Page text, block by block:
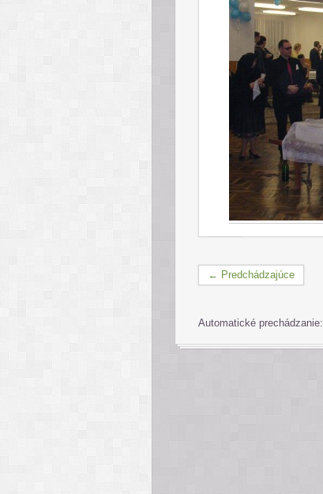
← Predchádzajúce
Automatické prechádzanie: